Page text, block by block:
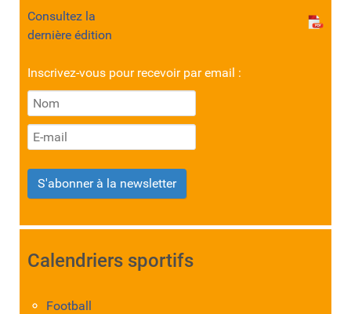
Consultez la
dernière édition
Inscrivez-vous pour recevoir par email :
S'abonner à la newsletter
Calendriers sportifs
Football